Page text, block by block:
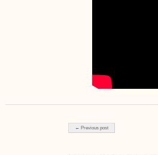
Post navigation
← Previous post